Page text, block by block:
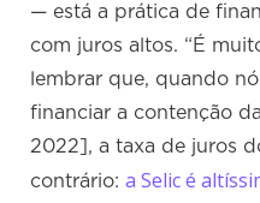
— está a prática de
com juros altos. “É
lembrar que, quando
financiar a contenção
2022], a taxa de juros
contrário:a Selic é